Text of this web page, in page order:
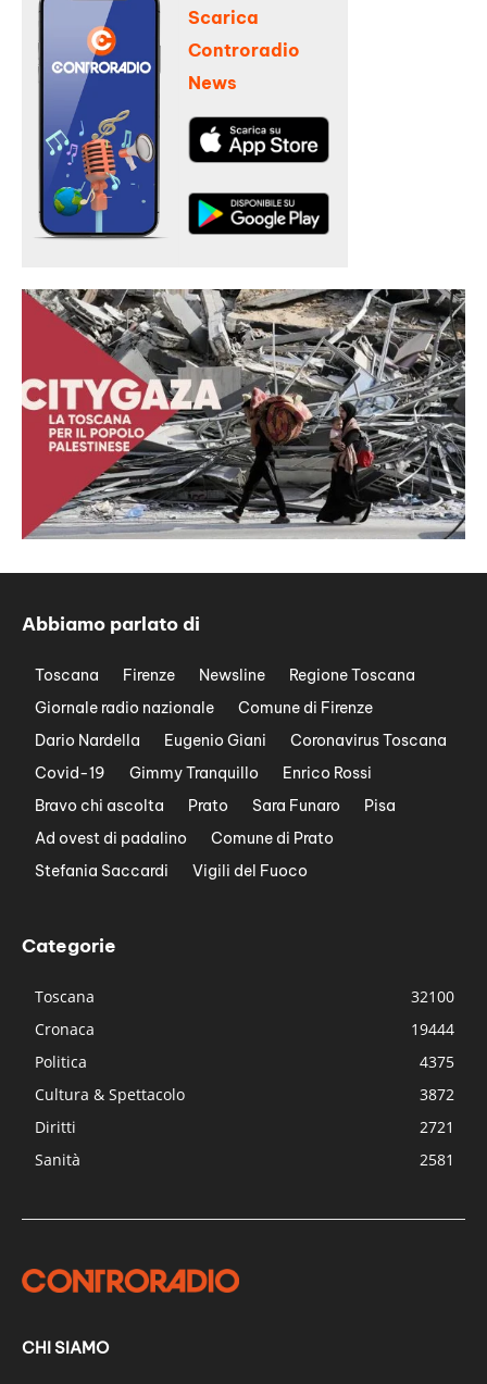
Scarica
Controradio
News
Abbiamo parlato di
Toscana Firenze Newsline
Regione Toscana
Giornale radio nazionale
Comune di Firenze
Dario Nardella
Eugenio Giani
Coronavirus Toscana
Covid-19
Gimmy Tranquillo
Enrico Rossi
Bravo chi ascolta
Prato Sara Funaro
Pisa
Ad ovest di padalino
Comune di Prato
Stefania Saccardi
Vigili del Fuoco
Categorie
Toscana
32100
Cronaca
19444
Politica
4375
Cultura & Spettacolo
3872
Diritti
2721
Sanità
2581
CHI SIAMO